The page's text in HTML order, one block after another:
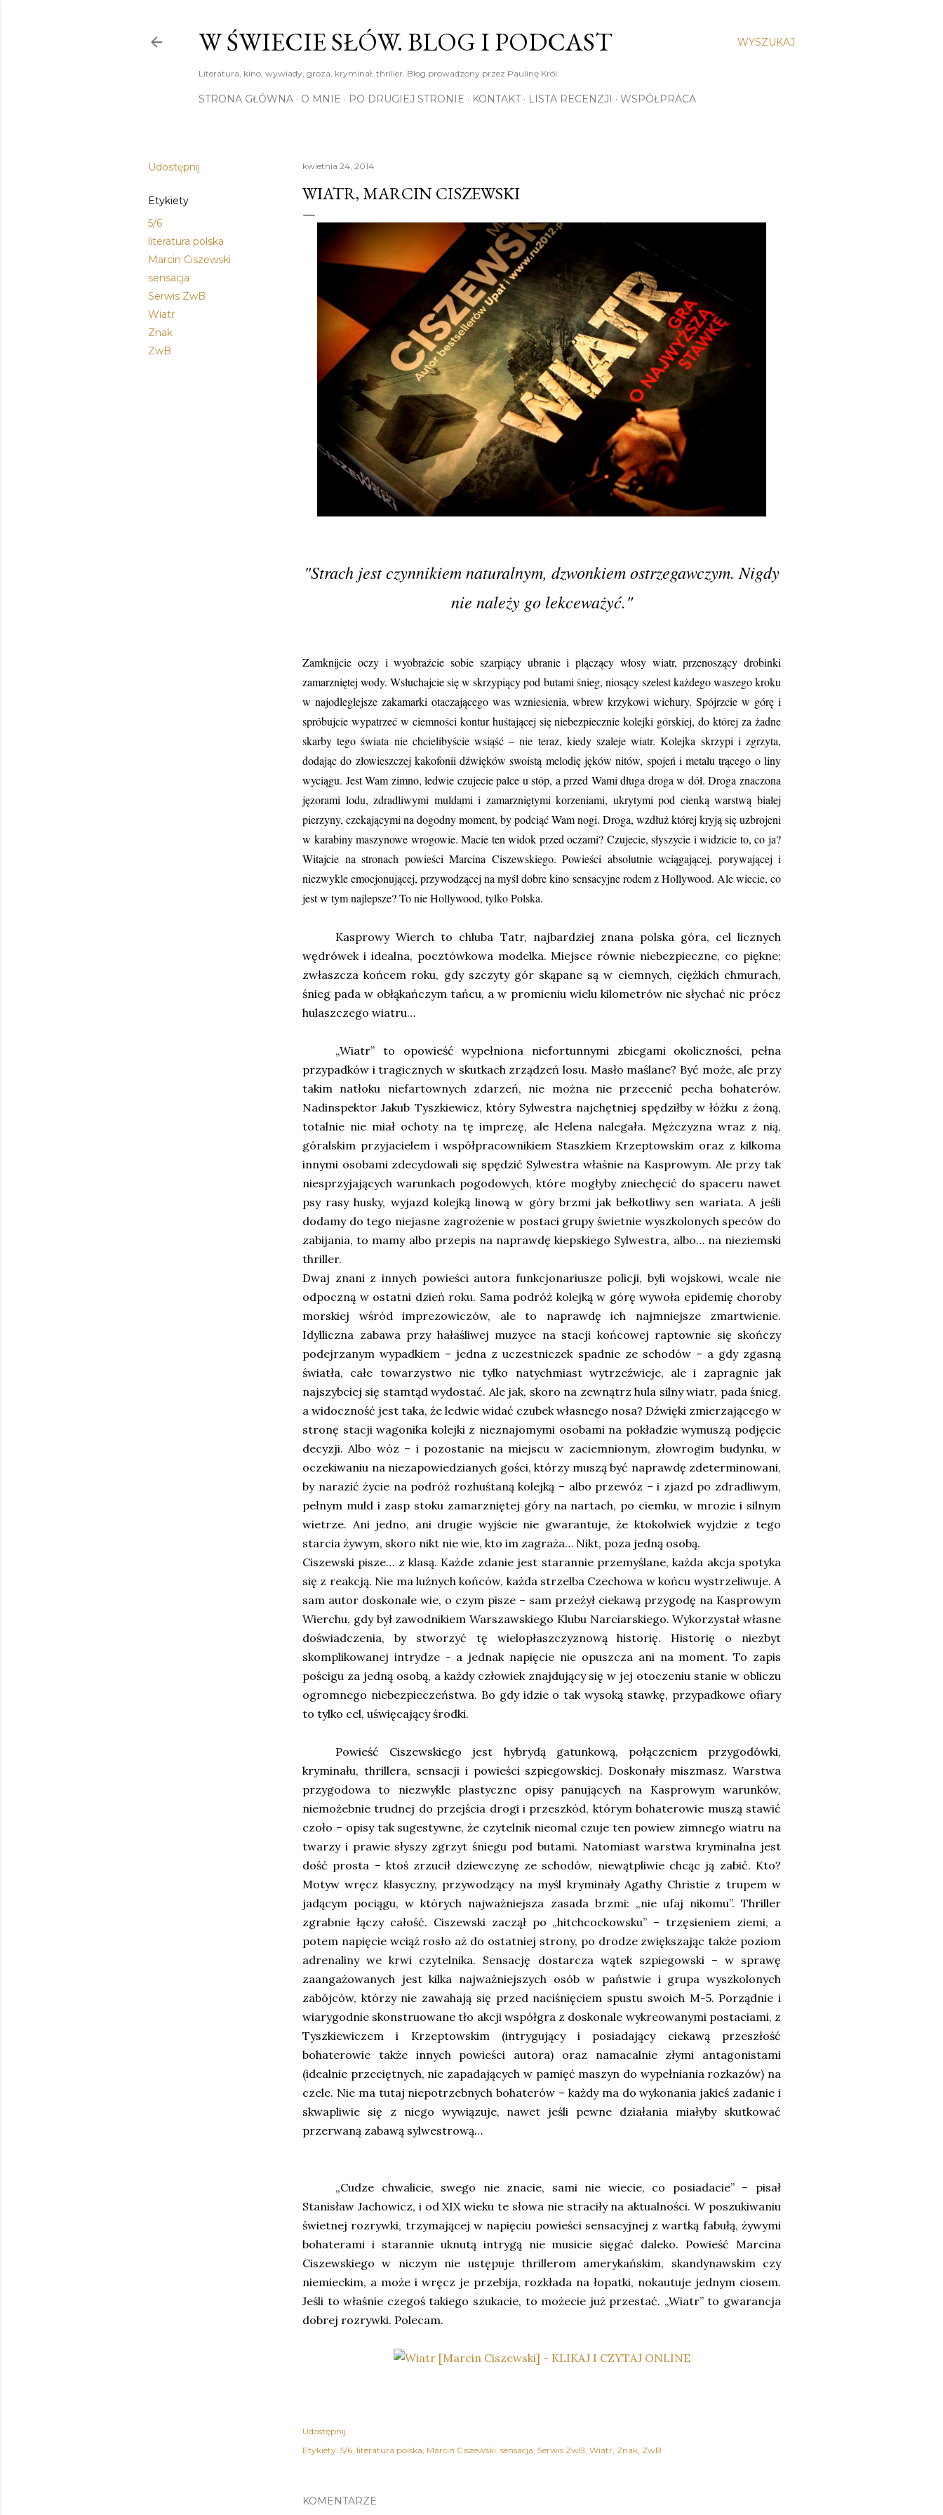
WYSZUKAJ
W ŚWIECIE SŁÓW. BLOG I PODCAST
Literatura, kino, wywiady, groza, kryminał, thriller. Blog prowadzony przez Paulinę Król.
STRONA GŁÓWNA O MNIE PO DRUGIEJ STRONIE KONTAKT LISTA RECENZJI WSPÓŁPRACA
Udostępnij
Etykiety
5/6
literatura polska
Marcin Ciszewski
sensacja
Serwis ZwB
Wiatr
Znak
ZwB
kwietnia 24, 2014
WIATR, MARCIN CISZEWSKI
"Strach jest czynnikiem naturalnym, dzwonkiem ostrzegawczym. Nigdy
nie należy go lekceważyć."
Zamknijcie oczy i wyobraźcie sobie szarpiący ubranie i plączący włosy wiatr, przenoszący drobinki
zamarzniętej wody. Wsłuchajcie się w skrzypiący pod butami śnieg, niosący szelest każdego waszego kroku
w najodleglejsze zakamarki otaczającego was wzniesienia, wbrew krzykowi wichury. Spójrzcie w górę i
spróbujcie wypatrzeć w ciemności kontur huśtającej się niebezpiecznie kolejki górskiej, do której za żadne
skarby tego świata nie chcielibyście wsiąść – nie teraz, kiedy szaleje wiatr. Kolejka skrzypi i zgrzyta,
dodając do złowieszczej kakofonii dźwięków swoistą melodię jęków nitów, spojeń i metalu trącego o liny
wyciągu. Jest Wam zimno, ledwie czujecie palce u stóp, a przed Wami długa droga w dół. Droga znaczona
jęzorami lodu, zdradliwymi muldami i zamarzniętymi korzeniami, ukrytymi pod cienką warstwą białej
pierzyny, czekającymi na dogodny moment, by podciąć Wam nogi. Droga, wzdłuż której kryją się uzbrojeni
w karabiny maszynowe wrogowie. Macie ten widok przed oczami? Czujecie, słyszycie i widzicie to, co ja?
Witajcie na stronach powieści Marcina Ciszewskiego. Powieści absolutnie wciągającej, porywającej i
niezwykle emocjonującej, przywodzącej na myśl dobre kino sensacyjne rodem z Hollywood. Ale wiecie, co
jest w tym najlepsze? To nie Hollywood, tylko Polska.
Kasprowy Wierch to chluba Tatr, najbardziej znana polska góra, cel licznych
wędrówek i idealna, pocztówkowa modelka. Miejsce równie niebezpieczne, co piękne;
zwłaszcza końcem roku, gdy szczyty gór skąpane są w ciemnych, ciężkich chmurach,
śnieg pada w obłąkańczym tańcu, a w promieniu wielu kilometrów nie słychać nic prócz
hulaszczego wiatru…
„Wiatr” to opowieść wypełniona niefortunnymi zbiegami okoliczności, pełna
przypadków i tragicznych w skutkach zrządzeń losu. Masło maślane? Być może, ale przy
takim natłoku niefartownych zdarzeń, nie można nie przecenić pecha bohaterów.
Nadinspektor Jakub Tyszkiewicz, który Sylwestra najchętniej spędziłby w łóżku z żoną,
totalnie nie miał ochoty na tę imprezę, ale Helena nalegała. Mężczyzna wraz z nią,
góralskim przyjacielem i współpracownikiem Staszkiem Krzeptowskim oraz z kilkoma
innymi osobami zdecydowali się spędzić Sylwestra właśnie na Kasprowym. Ale przy tak
niesprzyjających warunkach pogodowych, które mogłyby zniechęcić do spaceru nawet
psy rasy husky, wyjazd kolejką linową w góry brzmi jak bełkotliwy sen wariata. A jeśli
dodamy do tego niejasne zagrożenie w postaci grupy świetnie wyszkolonych speców do
zabijania, to mamy albo przepis na naprawdę kiepskiego Sylwestra, albo… na nieziemski
thriller.
Dwaj znani z innych powieści autora funkcjonariusze policji, byli wojskowi, wcale nie
odpoczną w ostatni dzień roku. Sama podróż kolejką w górę wywoła epidemię choroby
morskiej wśród imprezowiczów, ale to naprawdę ich najmniejsze zmartwienie.
Idylliczna zabawa przy hałaśliwej muzyce na stacji końcowej raptownie się skończy
podejrzanym wypadkiem – jedna z uczestniczek spadnie ze schodów – a gdy zgasną
światła, całe towarzystwo nie tylko natychmiast wytrzeźwieje, ale i zapragnie jak
najszybciej się stamtąd wydostać. Ale jak, skoro na zewnątrz hula silny wiatr, pada śnieg,
a widoczność jest taka, że ledwie widać czubek własnego nosa? Dźwięki zmierzającego w
stronę stacji wagonika kolejki z nieznajomymi osobami na pokładzie wymuszą podjęcie
decyzji. Albo wóz – i pozostanie na miejscu w zaciemnionym, złowrogim budynku, w
oczekiwaniu na niezapowiedzianych gości, którzy muszą być naprawdę zdeterminowani,
by narazić życie na podróż rozhuśtaną kolejką – albo przewóz – i zjazd po zdradliwym,
pełnym muld i zasp stoku zamarzniętej góry na nartach, po ciemku, w mrozie i silnym
wietrze. Ani jedno, ani drugie wyjście nie gwarantuje, że ktokolwiek wyjdzie z tego
starcia żywym, skoro nikt nie wie, kto im zagraża… Nikt, poza jedną osobą.
Ciszewski pisze… z klasą. Każde zdanie jest starannie przemyślane, każda akcja spotyka
się z reakcją. Nie ma luźnych końców, każda strzelba Czechowa w końcu wystrzeliwuje. A
sam autor doskonale wie, o czym pisze – sam przeżył ciekawą przygodę na Kasprowym
Wierchu, gdy był zawodnikiem Warszawskiego Klubu Narciarskiego. Wykorzystał własne
doświadczenia, by stworzyć tę wielopłaszczyznową historię. Historię o niezbyt
skomplikowanej intrydze - a jednak napięcie nie opuszcza ani na moment. To zapis
pościgu za jedną osobą, a każdy człowiek znajdujący się w jej otoczeniu stanie w obliczu
ogromnego niebezpieczeństwa. Bo gdy idzie o tak wysoką stawkę, przypadkowe ofiary
to tylko cel, uświęcający środki.
Powieść Ciszewskiego jest hybrydą gatunkową, połączeniem przygodówki,
kryminału, thrillera, sensacji i powieści szpiegowskiej. Doskonały miszmasz. Warstwa
przygodowa to niezwykle plastyczne opisy panujących na Kasprowym warunków,
niemożebnie trudnej do przejścia drogi i przeszkód, którym bohaterowie muszą stawić
czoło – opisy tak sugestywne, że czytelnik nieomal czuje ten powiew zimnego wiatru na
twarzy i prawie słyszy zgrzyt śniegu pod butami. Natomiast warstwa kryminalna jest
dość prosta – ktoś zrzucił dziewczynę ze schodów, niewątpliwie chcąc ją zabić. Kto?
Motyw wręcz klasyczny, przywodzący na myśl kryminały Agathy Christie z trupem w
jadącym pociągu, w których najważniejsza zasada brzmi: „nie ufaj nikomu”. Thriller
zgrabnie łączy całość. Ciszewski zaczął po „hitchcockowsku” – trzęsieniem ziemi, a
potem napięcie wciąż rosło aż do ostatniej strony, po drodze zwiększając także poziom
adrenaliny we krwi czytelnika. Sensację dostarcza wątek szpiegowski – w sprawę
zaangażowanych jest kilka najważniejszych osób w państwie i grupa wyszkolonych
zabójców, którzy nie zawahają się przed naciśnięciem spustu swoich M-5. Porządnie i
wiarygodnie skonstruowane tło akcji współgra z doskonale wykreowanymi postaciami, z
Tyszkiewiczem i Krzeptowskim (intrygujący i posiadający ciekawą przeszłość
bohaterowie także innych powieści autora) oraz namacalnie złymi antagonistami
(idealnie przeciętnych, nie zapadających w pamięć maszyn do wypełniania rozkazów) na
czele. Nie ma tutaj niepotrzebnych bohaterów – każdy ma do wykonania jakieś zadanie i
skwapliwie się z niego wywiązuje, nawet jeśli pewne działania miałyby skutkować
przerwaną zabawą sylwestrową…
„Cudze chwalicie, swego nie znacie, sami nie wiecie, co posiadacie” – pisał
Stanisław Jachowicz, i od XIX wieku te słowa nie straciły na aktualności. W poszukiwaniu
świetnej rozrywki, trzymającej w napięciu powieści sensacyjnej z wartką fabułą, żywymi
bohaterami i starannie uknutą intrygą nie musicie sięgać daleko. Powieść Marcina
Ciszewskiego w niczym nie ustępuje thrillerom amerykańskim, skandynawskim czy
niemieckim, a może i wręcz je przebija, rozkłada na łopatki, nokautuje jednym ciosem.
Jeśli to właśnie czegoś takiego szukacie, to możecie już przestać. „Wiatr” to gwarancja
dobrej rozrywki. Polecam.
Udostępnij
Etykiety: 5/6 literatura polska Marcin Ciszewski sensacja Serwis ZwB Wiatr Znak ZwB
KOMENTARZE